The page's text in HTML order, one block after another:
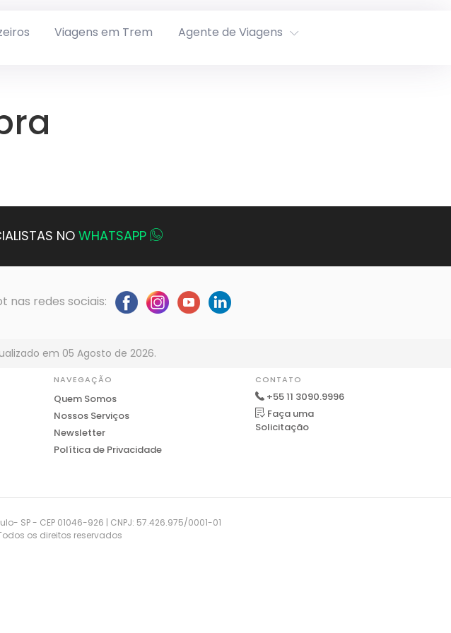
Viagens em Trem Agente de Viagens
NO WHATSAPP
nas redes sociais:
em 05 Agosto de 2026.
NAVEGAÇÃO
Quem Somos
Nossos Serviços
Newsletter
Política de Privacidade
CONTATO
+55 11 3090.9996
Faça uma
Solicitação
SP - CEP 01046-926 | CNPJ: 57.426.975/0001-01
os direitos reservados